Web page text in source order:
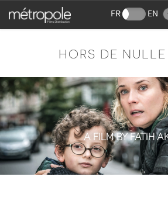
FR EN
HORS DE NULLE
A FILM BY FATIH